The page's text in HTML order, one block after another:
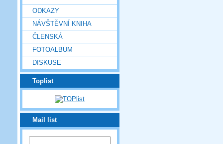
ODKAZY
NÁVŠTĚVNÍ KNIHA
ČLENSKÁ
FOTOALBUM
DISKUSE
Toplist
Mail list